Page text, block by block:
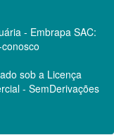
- Embrapa SAC:
sob a Licença
- SemDerivações